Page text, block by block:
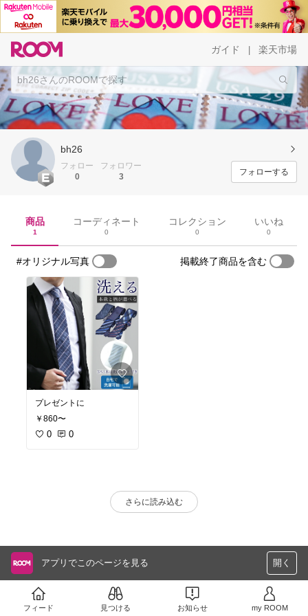
ガイド 楽天市場
bh26
フォロー
0
フォロワー
3
フォローする
商品
1
コーディネート
0
コレクション
0
いいね
0
#オリジナル写真 掲載終了商品を含む
プレゼントに
￥860〜
0 0
さらに読み込む
アプリでこのページを見る 開く
フィード 見つける お知らせ my ROOM